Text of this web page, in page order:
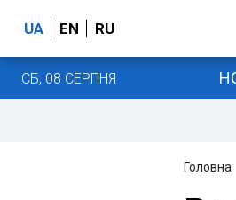
UA EN RU
СБ, 08 СЕРПНЯ
Головна